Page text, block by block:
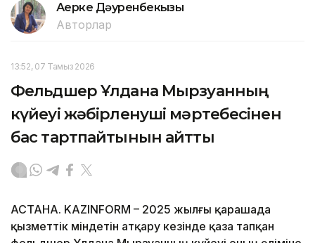
Ақерке Дәуренбекқызы
Авторлар
13:52, 07 Тамыз 2026
Фельдшер Ұлдана Мырзуанның
күйеуі жәбірленуші мәртебесінен
бас тартпайтынын айтты
АСТАНА. KAZINFORM – 2025 жылғы қарашада
қызметтік міндетін атқару кезінде қаза тапқан